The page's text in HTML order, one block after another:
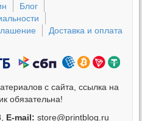
Блог
Доставка и оплата
с сайта, ссылка на
обязательна!
E-mail: store@printblog.ru